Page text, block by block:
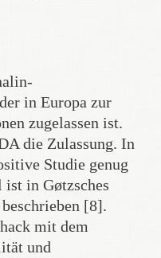
in Europa zur
zugelassen ist.
die Zulassung. In
Studie genug
in Gøtzsches
[8].
mit dem
und